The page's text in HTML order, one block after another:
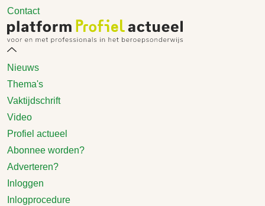
Contact
Nieuws
Thema's
Vaktijdschrift
Video
Profiel actueel
Abonnee worden?
Adverteren?
Inloggen
Inlogprocedure